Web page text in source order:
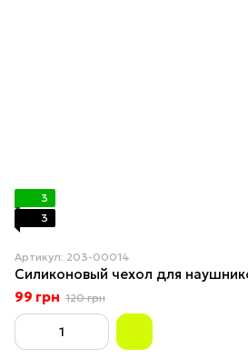
3
3
Артикул: 203-00014
Силиконовый чехол для
99 грн 120 грн